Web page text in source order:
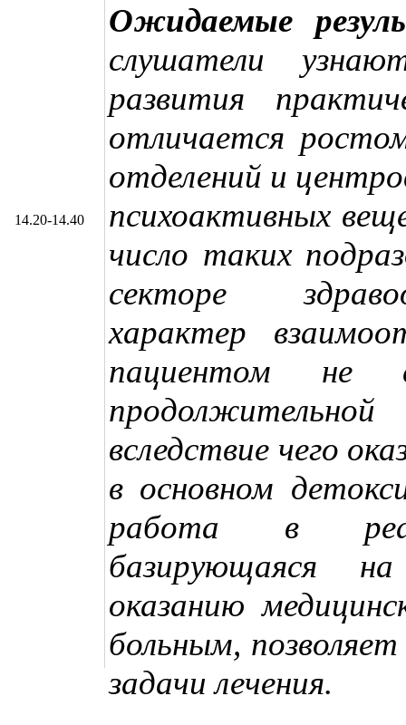
14.20-14.40
Ожидаемые
слушатели
развития
отличается
отделений и
психоактивных
число таких
секторе
характер
пациентом не
вследствие чего
в основном
работа в
базирующаяся
оказанию
больным,
задачи лечения.